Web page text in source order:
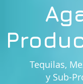
Tequilas,
y Sub-